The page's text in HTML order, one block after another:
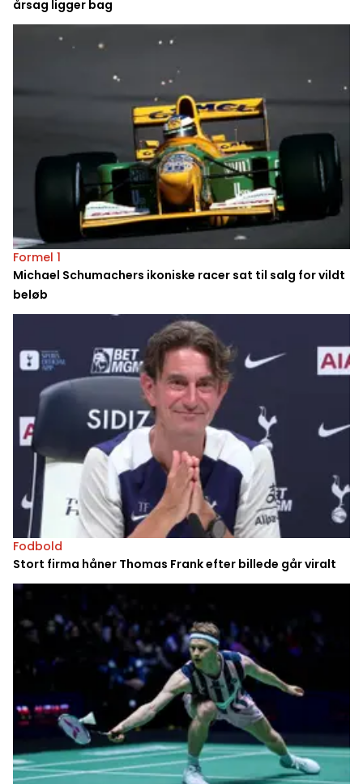
årsag ligger bag
Formel 1
Michael Schumachers ikoniske racer sat til salg for vildt
beløb
Fodbold
Stort firma håner Thomas Frank efter billede går viralt